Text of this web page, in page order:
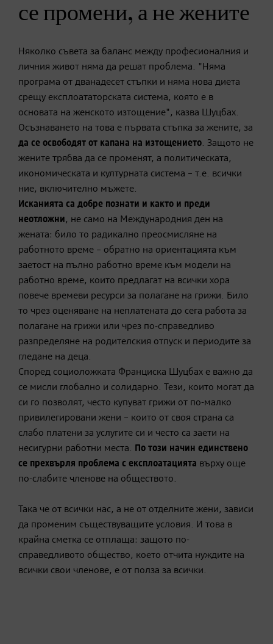
се промени, а не жените
Няколко съвета за баланс между професионалния и
личния живот няма да решат проблема. "Няма
програма от дванадесет стъпки и няма нова диета
срещу експлоататорската система, която е в
основата на женското изтощение", казва Шуцбах.
Осъзнаването на това е първата стъпка за жените, за
да се освободят от капана на изтощението. Защото не
жените трябва да се променят, а политическата,
икономическата и културната система – т.е. всички
ние, включително мъжете.
Исканията са добре познати и както и преди
неотложни, не само на Международния ден на
жената: било то радикално преосмисляне на
работното време – обратно на ориентацията към
заетост на пълно работно време към модели на
работно време, които предлагат на всички хора
повече времеви ресурси за полагане на грижи. Било
то чрез оценяване на неплатената до сега работа за
полагане на грижи или чрез по-справедливо
разпределяне на родителския отпуск и периодите за
гледане на деца.
Според социоложката Франциска Шуцбах е важно да
се мисли глобално и солидарно. Тези, които могат да
си го позволят, често купуват грижи от по-малко
привилегировани жени – които от своя страна са
слабо платени за услугите си и често са заети на
несигурни работни места. По този начин единствено
се прехвърля проблема с експлоатацията върху още
по-слабите членове на обществото.
Така че от всички нас, а не от отделните жени, зависи
да променим съществуващите условия. И това в
крайна сметка се отплаща: защото по-
справедливото общество, което отчита нуждите на
всички свои членове, е от полза за всички.